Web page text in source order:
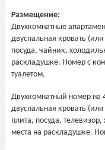
Размещение:
Двухкомнатные
двуспальная кровать
посуда, чайник,
раскладушке. Номер с
туалетом.
Двухкомнатный номер на
двуспальная кровать
плита, посуда,
места на раскладушке.